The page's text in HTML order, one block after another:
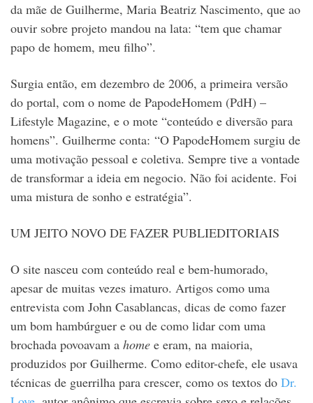
da mãe de Guilherme, Maria Beatriz Nascimento, que ao
ouvir sobre projeto mandou na lata: “tem que chamar
papo de homem, meu filho”.
Surgia então, em dezembro de 2006, a primeira versão
do portal, com o nome de PapodeHomem (PdH) –
Lifestyle Magazine, e o mote “conteúdo e diversão para
homens”. Guilherme conta: “O PapodeHomem surgiu de
uma motivação pessoal e coletiva. Sempre tive a vontade
de transformar a ideia em negocio. Não foi acidente. Foi
uma mistura de sonho e estratégia”.
UM JEITO NOVO DE FAZER PUBLIEDITORIAIS
O site nasceu com conteúdo real e bem-humorado,
apesar de muitas vezes imaturo. Artigos como uma
entrevista com John Casablancas, dicas de como fazer
um bom hambúrguer e ou de como lidar com uma
brochada povoavam a home e eram, na maioria,
produzidos por Guilherme. Como editor-chefe, ele usava
técnicas de guerrilha para crescer, como os textos do Dr.